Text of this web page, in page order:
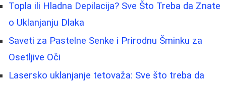
Topla ili Hladna Depilacija? Sve Što Treba da Znate
o Uklanjanju Dlaka
Saveti za Pastelne Senke i Prirodnu Šminku za
Osetljive Oči
Lasersko uklanjanje tetovaža: Sve što treba da